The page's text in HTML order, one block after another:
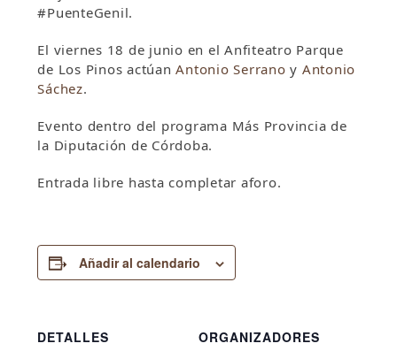
#PuenteGenil.
El viernes 18 de junio en el Anfiteatro Parque
de Los Pinos actúanAntonio Serrano y Antonio
Sáchez.
Evento dentro del programa Más Provincia de
la Diputación de Córdoba.
Entrada libre hasta completar aforo.
Añadir al calendario
DETALLES
ORGANIZADORES